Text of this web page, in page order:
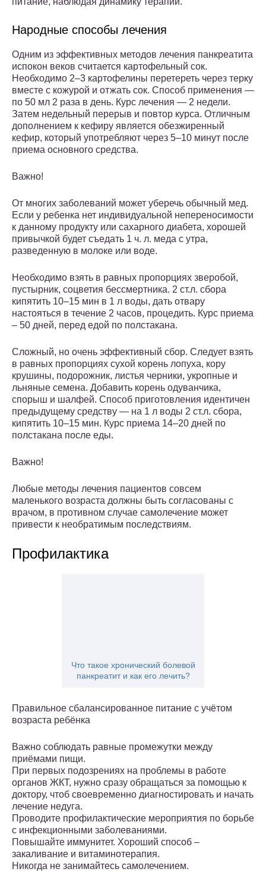
Народные способы лечения
Одним из эффективных методов лечения панкреатита
испокон веков считается картофельный сок.
Необходимо 2–3 картофелины перетереть через терку
вместе с кожурой и отжать сок. Способ применения —
по 50 мл 2 раза в день. Курс лечения — 2 недели.
Затем недельный перерыв и повтор курса. Отличным
дополнением к кефиру является обезжиренный
кефир, который употребляют через 5–10 минут после
приема основного средства.
Важно!
От многих заболеваний может уберечь обычный мед.
Если у ребенка нет индивидуальной непереносимости
к данному продукту или сахарного диабета, хорошей
привычкой будет съедать 1 ч. л. меда с утра,
разведенную в молоке или воде.
Необходимо взять в равных пропорциях зверобой,
пустырник, соцветия бессмертника. 2 ст.л. сбора
кипятить 10–15 мин в 1 л воды, дать отвару
настояться в течение 2 часов, процедить. Курс приема
– 50 дней, перед едой по полстакана.
Сложный, но очень эффективный сбор. Следует взять
в равных пропорциях сухой корень лопуха, кору
крушины, подорожник, листья черники, укропные и
льняные семена. Добавить корень одуванчика,
спорыш и шалфей. Способ приготовления идентичен
предыдущему средству — на 1 л воды 2 ст.л. сбора,
кипятить 10–15 мин. Курс приема 14–20 дней по
полстакана после еды.
Важно!
Любые методы лечения пациентов совсем
маленького возраста должны быть согласованы с
врачом, в противном случае самолечение может
привести к необратимым последствиям.
Профилактика
Что такое хронический болевой
панкреатит и как его лечить?
Правильное сбалансированное питание с учётом
возраста ребёнка
Важно соблюдать равные промежутки между
приёмами пищи.
При первых подозрениях на проблемы в работе
органов ЖКТ, нужно сразу обращаться за помощью к
доктору, чтоб своевременно диагностировать и начать
лечение недуга.
Проводите профилактические мероприятия по борьбе
с инфекционными заболеваниями.
Повышайте иммунитет. Хороший способ –
закаливание и витаминотерапия.
Никогда не занимайтесь самолечением.